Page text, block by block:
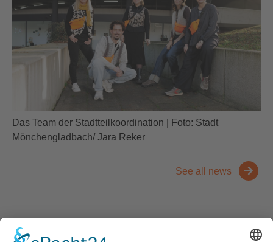
Das Team der Stadtteilkoordination | Foto: Stadt
Mönchengladbach/ Jara Reker
See all news